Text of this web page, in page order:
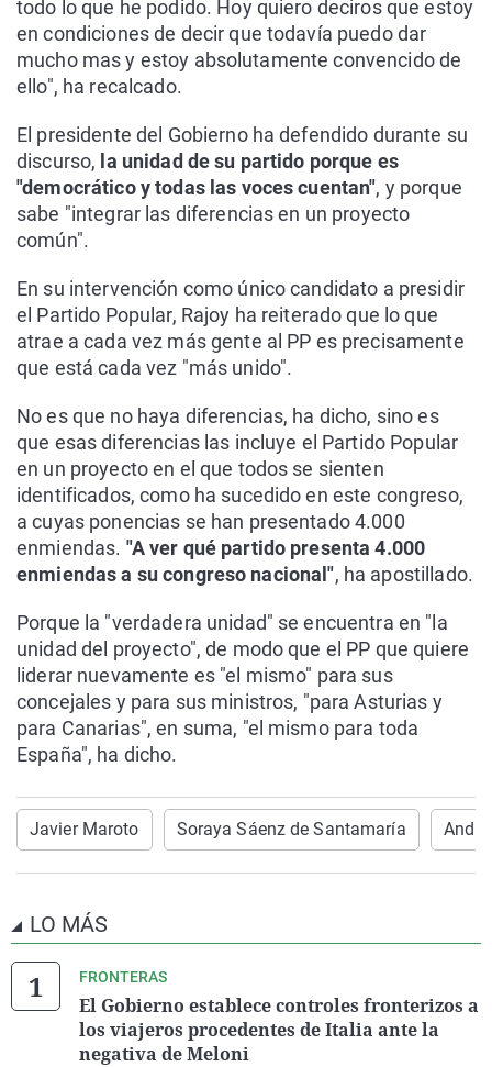
todo lo que he podido. Hoy quiero deciros que estoy
en condiciones de decir que todavía puedo dar
mucho mas y estoy absolutamente convencido de
ello", ha recalcado.
El presidente del Gobierno ha defendido durante su
discurso, la unidad de su partido porque es
"democrático y todas las voces cuentan", y porque
sabe "integrar las diferencias en un proyecto
común".
En su intervención como único candidato a presidir
el Partido Popular, Rajoy ha reiterado que lo que
atrae a cada vez más gente al PP es precisamente
que está cada vez "más unido".
No es que no haya diferencias, ha dicho, sino es
que esas diferencias las incluye el Partido Popular
en un proyecto en el que todos se sienten
identificados, como ha sucedido en este congreso,
a cuyas ponencias se han presentado 4.000
enmiendas. "A ver qué partido presenta 4.000
enmiendas a su congreso nacional", ha apostillado.
Porque la "verdadera unidad" se encuentra en "la
unidad del proyecto", de modo que el PP que quiere
liderar nuevamente es "el mismo" para sus
concejales y para sus ministros, "para Asturias y
para Canarias", en suma, "el mismo para toda
España", ha dicho.
Javier Maroto Soraya Sáenz de Santamaría
LO MÁS
FRONTERAS
El Gobierno establece controles fronterizos a
los viajeros procedentes de Italia ante la
negativa de Meloni